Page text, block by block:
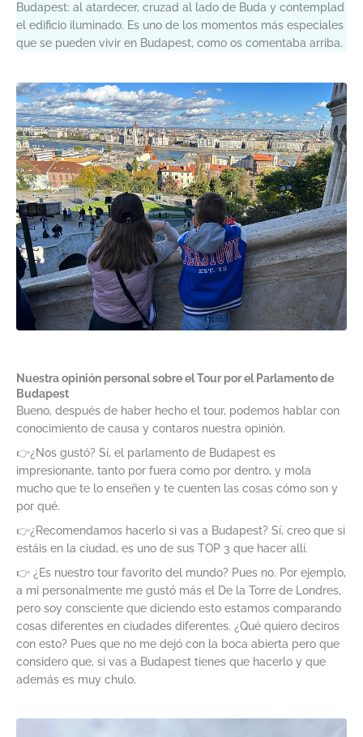
Budapest: al atardecer, cruzad al lado de Buda y contemplad
el edificio iluminado. Es uno de los momentos más especiales
que se pueden vivir en Budapest, como os comentaba arriba.
Nuestra opinión personal sobre el Tour por el Parlamento de
Budapest
Bueno, después de haber hecho el tour, podemos hablar con
conocimiento de causa y contaros nuestra opinión.
👉¿Nos gustó? Sí, el parlamento de Budapest es
impresionante, tanto por fuera como por dentro, y mola
mucho que te lo enseñen y te cuenten las cosas cómo son y
por qué.
👉¿Recomendamos hacerlo si vas a Budapest? Sí, creo que si
estáis en la ciudad, es uno de sus TOP 3 que hacer allí.
👉 ¿Es nuestro tour favorito del mundo? Pues no. Por ejemplo,
a mi personalmente me gustó más el De la Torre de Londres,
pero soy consciente que diciendo esto estamos comparando
cosas diferentes en ciudades diferentes. ¿Qué quiero deciros
con esto? Pues que no me dejó con la boca abierta pero que
considero que, si vas a Budapest tienes que hacerlo y que
además es muy chulo.